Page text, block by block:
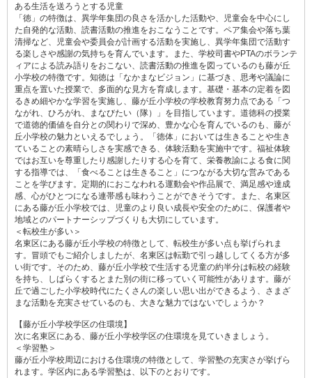
ある生活を送ろうとする児童
「徳」の特徴は、異学年集団の良さを活かした活動や、児童会を中心にし
た自発的な活動、読書活動の推進をおこなうことです。ペア集会や落ち葉
清掃など、児童会や委員会が計画する活動を実施し、異学年集団で活動す
る楽しさや感謝の気持ちを育んでいます。また、学校司書やPTAのボランテ
ィアによる読み語りをおこない、読書活動の推進を図っているのも藤が丘
小学校の特徴です。知徳は「なかまなビジョン」に基づき、思考や議論に
重点を置いた授業で、多面的な見方を育成します。基礎・基本の定着を図
るきめ細やかな学習を実施し、藤が丘小学校の学校教育努力点である「つ
ながれ、ひろがれ、まなびたい（隊）」を目指しています。道徳科の授業
で道徳的価値を自分との関わりで深め、豊かな心を育んでいるのも、藤が
丘小学校の魅力といえるでしょう。「徳体」においては生きることや生き
ていることの素晴らしさを実感できる、体験活動を実施中です。福祉体験
ではお互いを尊重したり感謝したりする心を育て、栄養教諭による食に関
する指導では、「食べることは生きること」につながる大切な営みである
ことを学びます。定期的におこなわれる運動会や作品展で、満足感や達成
感、心がひとつになる連帯感も味わうことができそうです。また、名東区
にある藤が丘小学校では、児童のより良い成長や安全のために、保護者や
地域とのパートナーシップづくりも大切にしています。
＜転校生が多い＞
名東区にある藤が丘小学校の特徴として、転校生が多い点も挙げられま
す。冒頭でもご紹介しましたが、名東区は転勤で引っ越ししてくる方が多
い街です。そのため、藤が丘小学校で生活する児童の約半分は転校の経験
を持ち、しばらくするとまた別の街に移っていく可能性があります。藤が
丘で過ごした小学校時代にたくさんの楽しい思い出ができるよう、さまざ
まな活動を充実させているのも、大きな魅力ではないでしょうか？
【藤が丘小学校学区の住環境】
次に名東区にある、藤が丘小学校学区の住環境を見ていきましょう。
＜学習塾＞
藤が丘小学校周辺における住環境の特徴として、学習塾の充実さが挙げら
れます。学区内にある学習塾は、以下のとおりです。